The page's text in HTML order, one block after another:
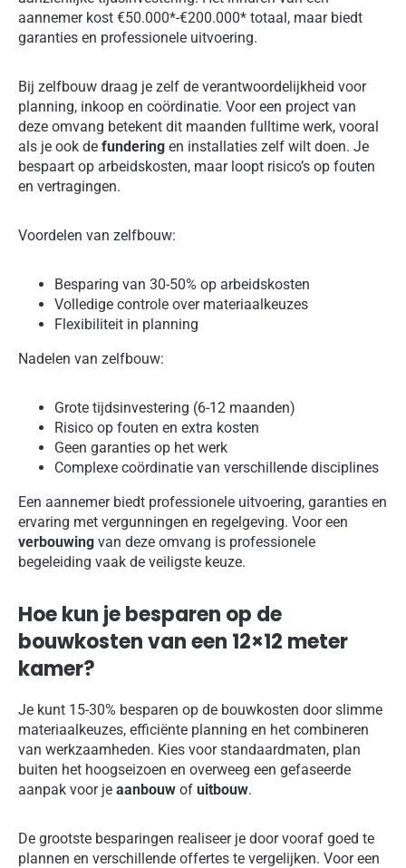
aannemer kost €50.000*-€200.000* totaal, maar biedt
garanties en professionele uitvoering.
Bij zelfbouw draag je zelf de verantwoordelijkheid voor
planning, inkoop en coördinatie. Voor een project van
deze omvang betekent dit maanden fulltime werk, vooral
als je ook de fundering en installaties zelf wilt doen. Je
bespaart op arbeidskosten, maar loopt risico’s op fouten
en vertragingen.
Voordelen van zelfbouw:
Besparing van 30-50% op arbeidskosten
Volledige controle over materiaalkeuzes
Flexibiliteit in planning
Nadelen van zelfbouw:
Grote tijdsinvestering (6-12 maanden)
Risico op fouten en extra kosten
Geen garanties op het werk
Complexe coördinatie van verschillende disciplines
Een aannemer biedt professionele uitvoering, garanties en
ervaring met vergunningen en regelgeving. Voor een
verbouwing van deze omvang is professionele
begeleiding vaak de veiligste keuze.
Hoe kun je besparen op de
bouwkosten van een 12×12 meter
kamer?
Je kunt 15-30% besparen op de bouwkosten door slimme
materiaalkeuzes, efficiënte planning en het combineren
van werkzaamheden. Kies voor standaardmaten, plan
buiten het hoogseizoen en overweeg een gefaseerde
aanpak voor je aanbouw of uitbouw.
De grootste besparingen realiseer je door vooraf goed te
plannen en verschillende offertes te vergelijken. Voor een